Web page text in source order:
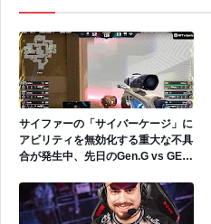
サイファーの「サイバーケージ」に
アビリティを無効化する重大な不具
合が発生中、先日のGen.G vs GEで